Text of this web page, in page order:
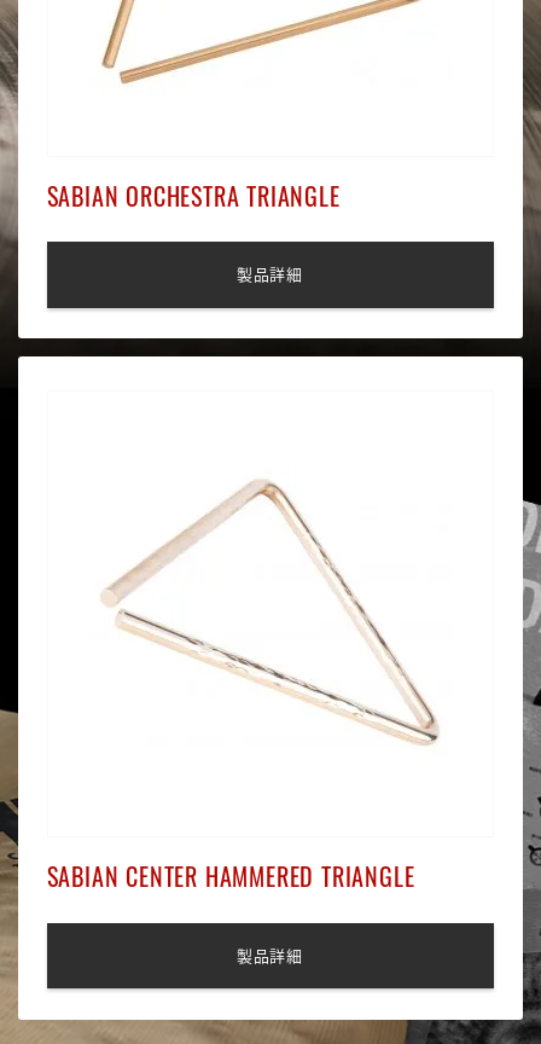
SABIAN ORCHESTRA TRIANGLE
製品詳細
SABIAN CENTER HAMMERED TRIANGLE
製品詳細